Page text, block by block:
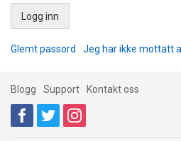
Glemt passord Jeg har ikke mottatt
Blogg Support Kontakt oss